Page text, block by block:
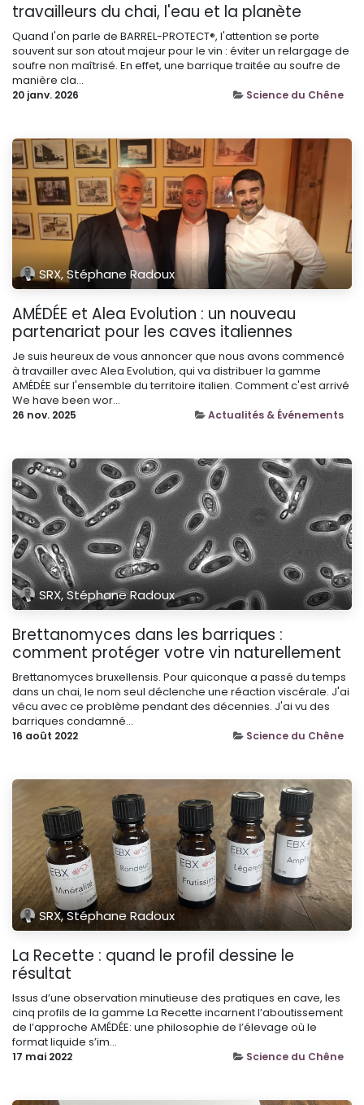
travailleurs du chai, l'eau et la planète
Quand l'on parle de BARREL-PROTECT®, l'attention se porte
souvent sur son atout majeur pour le vin : éviter un relargage de
soufre non maîtrisé. En effet, une barrique traitée au soufre de
manière cla...
20 janv. 2026 Science du Chêne
SRX, Stéphane Radoux
AMÉDÉE et Alea Evolution : un nouveau
partenariat pour les caves italiennes
Je suis heureux de vous annoncer que nous avons commencé
à travailler avec Alea Evolution, qui va distribuer la gamme
AMÉDÉE sur l'ensemble du territoire italien. Comment c'est arrivé
We have been wor...
26 nov. 2025 Actualités & Événements
SRX, Stéphane Radoux
Brettanomyces dans les barriques :
comment protéger votre vin naturellement
Brettanomyces bruxellensis. Pour quiconque a passé du temps
dans un chai, le nom seul déclenche une réaction viscérale. J'ai
vécu avec ce problème pendant des décennies. J'ai vu des
barriques condamné...
16 août 2022 Science du Chêne
SRX, Stéphane Radoux
La Recette : quand le profil dessine le
résultat
Issus d’une observation minutieuse des pratiques en cave, les
cinq profils de la gamme La Recette incarnent l’aboutissement
de l’approche AMÉDÉE: une philosophie de l’élevage où le
format liquide s’im...
17 mai 2022 Science du Chêne